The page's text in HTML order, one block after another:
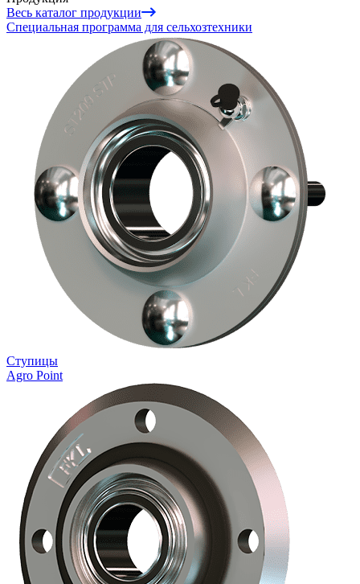
Весь каталог продукции
Специальная программа для сельхозтехники
Ступицы
Agro Point